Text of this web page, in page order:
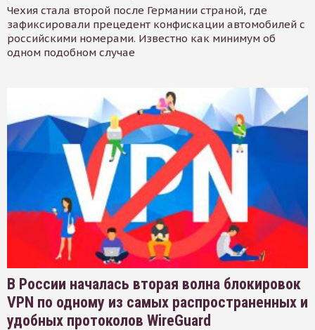
Чехия стала второй после Германии страной, где
зафиксировали прецедент конфискации автомобилей с
российскими номерами. Известно как минимум об
одном подобном случае
В России началась вторая волна блокировок
VPN по одному из самых распространенных и
удобных протоколов WireGuard